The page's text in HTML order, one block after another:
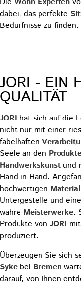
dabei, das perfekte
Bedürfnisse zu finden.
JORI - EIN
QUALITÄT
JORI hat sich auf die
nicht nur mit einer
fabelhaften
Seele an den
Handwerkskunst und
Hand in Hand.
hochwertigen
Untergestelle und
wahre Meisterwerke.
Produkte von JORI
produziert.
Überzeugen Sie sich
Syke bei Bremen
darauf, von Ihnen